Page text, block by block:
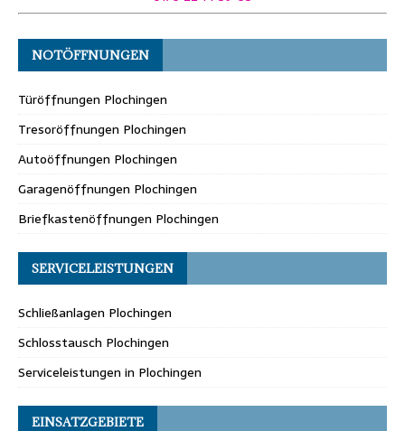
NOTÖFFNUNGEN
Türöffnungen Plochingen
Tresoröffnungen Plochingen
Autoöffnungen Plochingen
Garagenöffnungen Plochingen
Briefkastenöffnungen Plochingen
SERVICELEISTUNGEN
Schließanlagen Plochingen
Schlosstausch Plochingen
Serviceleistungen in Plochingen
EINSATZGEBIETE